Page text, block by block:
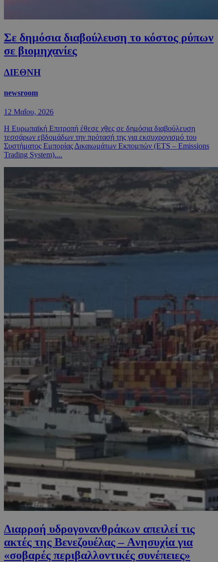
Σε δημόσια διαβούλευση το κόστος ρύπων
σε βιομηχανίες
ΔΙΕΘΝΗ
newsroom
12 Μαΐου, 2026
Η Ευρωπαϊκή Επιτροπή έθεσε χθες σε δημόσια διαβούλευση
τεσσάρων εβδομάδων την πρότασή της για εκσυχρονισμό του
Συστήματος Εμπορίας Δικαιωμάτων Εκπομπών (ETS – Emissions
Trading System)....
Διαρροή υδρογονανθράκων απειλεί τις
ακτές της Βενεζουέλας – Aνησυχία για
«σοβαρές περιβαλλοντικές συνέπειες»